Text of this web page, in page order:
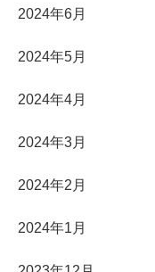
2024年6月
2024年5月
2024年4月
2024年3月
2024年2月
2024年1月